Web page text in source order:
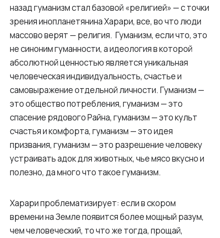
назад гуманизм стал базовой «религией» — с точки
зрения инопланетянина Харари, все, во что люди
массово верят — религия. Гуманизм, если что, это
не синоним гуманности, а идеология в которой
абсолютной ценностью является уникальная
человеческая индивидуальность, счастье и
самовыражение отдельной личности. Гуманизм —
это общество потребления, гуманизм — это
спасение рядового Райна, гуманизм — это культ
счастья и комфорта, гуманизм — это идея
призвания, гуманизм — это разрешение человеку
устраивать адок для животных, чье мясо вкусно и
полезно, да много что такое гуманизм.
Харари проблематизирует: если в скором
времени на Земле появится более мощный разум,
чем человеческий, то что же тогда, прощай,